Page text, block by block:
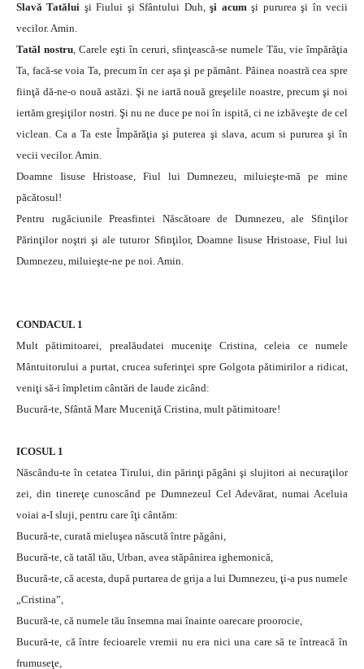
Slavă Tatălui şi Fiului şi Sfântului Duh,şi acumşi pururea şi în vecii
vecilor. Amin.
Tatăl nostru, Carele eşti în ceruri, sfinţească-se numele Tău, vie împărăţia
Ta, facă-se voia Ta, precum în cer aşa şi pe pământ. Pâinea noastră cea spre
fiinţă dă-ne-o nouă astăzi. Şi ne iartă nouă greşelile noastre, precum şi noi
iertăm greşiţilor nostri. Şi nu ne duce pe noi în ispită, ci ne izbăveşte de cel
viclean. Ca a Ta este Împărăţia şi puterea şi slava, acum si pururea şi în
vecii vecilor. Amin.
Doamne Iisuse Hristoase, Fiul lui Dumnezeu, miluieşte-mă pe mine
păcătosul!
Pentru rugăciunile Preasfintei Născătoare de Dumnezeu, ale Sfinţilor
Părinţilor noştri şi ale tuturor Sfinţilor, Doamne Iisuse Hristoase, Fiul lui
Dumnezeu, miluieşte-ne pe noi. Amin.
CONDACUL 1
Mult pătimitoarei, prealăudatei muceniţe Cristina, celeia ce numele
Mântuitorului a purtat, crucea suferinţei spre Golgota pătimirilor a ridicat,
veniţi să-i împletim cântări de laude zicând:
Bucură-te, Sfântă Mare Muceniţă Cristina, mult pătimitoare!
ICOSUL 1
Născându-te în cetatea Tirului, din părinţi păgâni şi slujitori ai necuraţilor
zei, din tinereţe cunoscând pe Dumnezeul Cel Adevărat, numai Aceluia
voiai a-I sluji, pentru care îţi cântăm:
Bucură-te, curată mieluşea născută între păgâni,
Bucură-te, că tatăl tău, Urban, avea stăpânirea ighemonică,
Bucură-te, că acesta, după purtarea de grija a lui Dumnezeu, ţi-a pus numele
„Cristina”,
Bucură-te, că numele tău însemna mai înainte oarecare proorocie,
Bucură-te, că între fecioarele vremii nu era nici una care să te întreacă în
frumuseţe,